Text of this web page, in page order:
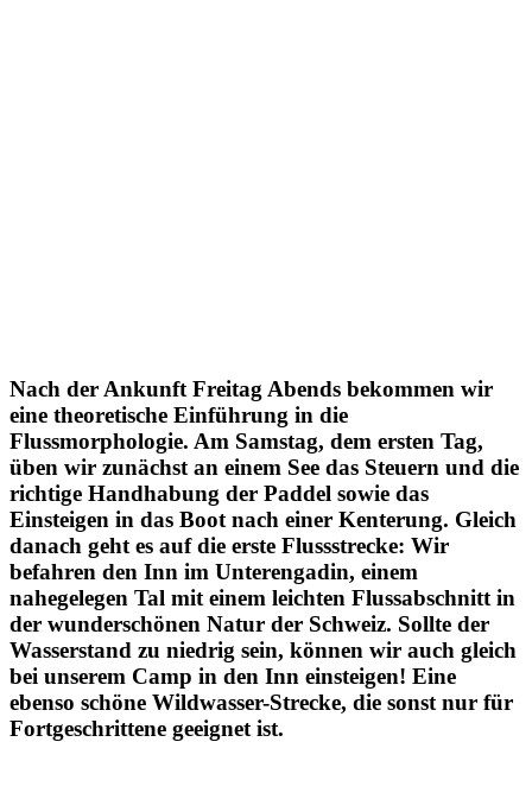
Nach der Ankunft Freitag Abends bekommen wir
eine theoretische Einführung in die
Flussmorphologie. Am Samstag, dem ersten Tag,
üben wir zunächst an einem See das Steuern und die
richtige Handhabung der Paddel sowie das
Einsteigen in das Boot nach einer Kenterung. Gleich
danach geht es auf die erste Flussstrecke: Wir
befahren den Inn im Unterengadin, einem
nahegelegen Tal mit einem leichten Flussabschnitt in
der wunderschönen Natur der Schweiz. Sollte der
Wasserstand zu niedrig sein, können wir auch gleich
bei unserem Camp in den Inn einsteigen! Eine
ebenso schöne Wildwasser-Strecke, die sonst nur für
Fortgeschrittene geeignet ist.